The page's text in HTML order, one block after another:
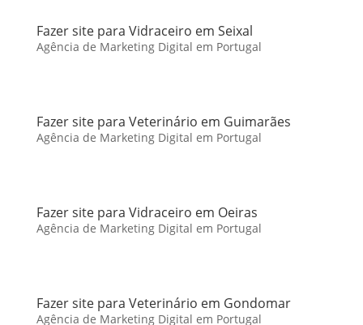
Fazer site para Vidraceiro em Seixal
Agência de Marketing Digital em Portugal
Fazer site para Veterinário em Guimarães
Agência de Marketing Digital em Portugal
Fazer site para Vidraceiro em Oeiras
Agência de Marketing Digital em Portugal
Fazer site para Veterinário em Gondomar
Agência de Marketing Digital em Portugal